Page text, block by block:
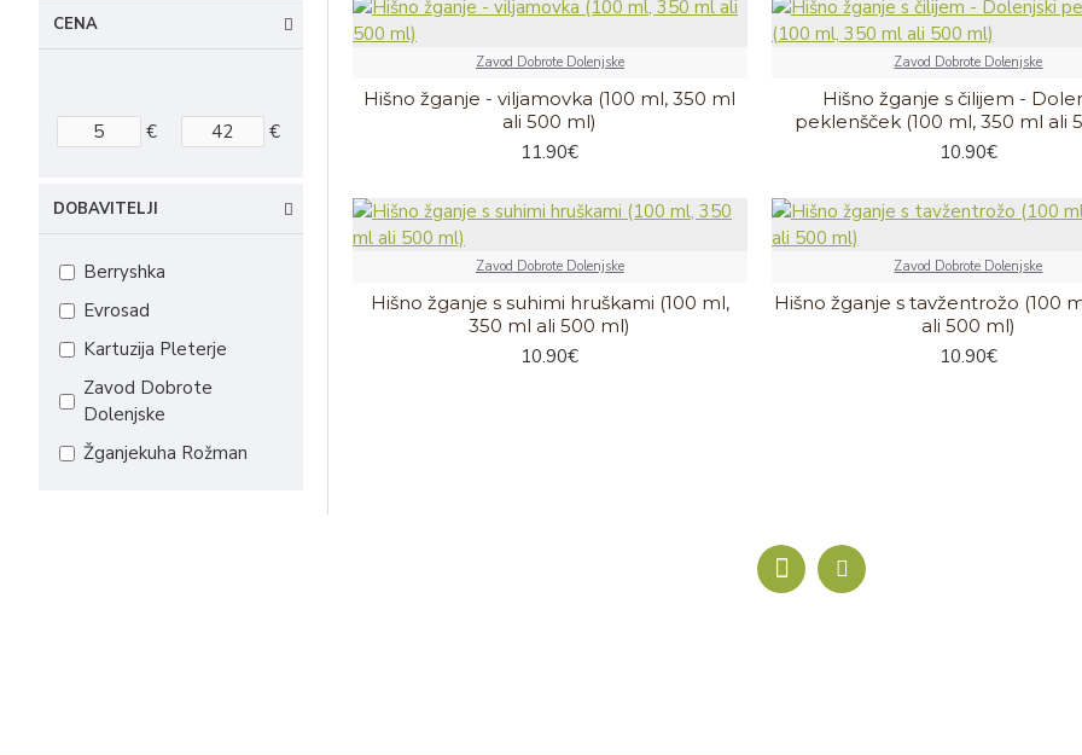
CENA
€ €
DOBAVITELJI
Berryshka
Evrosad
Kartuzija Pleterje
Zavod Dobrote
Dolenjske
Žganjekuha Rožman
Zavod Dobrote Dolenjske
Hišno žganje - viljamovka (100 ml, 350 ml
ali 500 ml)
11.90€
Zavod Dobrote Dolenjske
Hišno žganje s čilijem -
peklenšček (100 ml, 350 ml ali
10.90€
Zavod Dobrote Dolenjske
Hišno žganje s suhimi hruškami (100 ml,
350 ml ali 500 ml)
10.90€
Zavod Dobrote Dolenjske
Hišno žganje s tavžentrožo (100
ali 500 ml)
10.90€